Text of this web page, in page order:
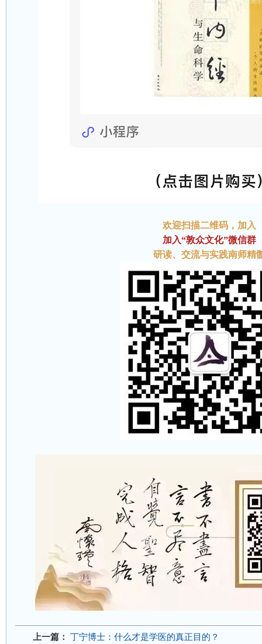
欢迎扫描二维码 ，加入
加入“敦众文化”微信群
研读、交流与实践南师精
上一篇：
丁宁博士：什么才是学医的真正目的？